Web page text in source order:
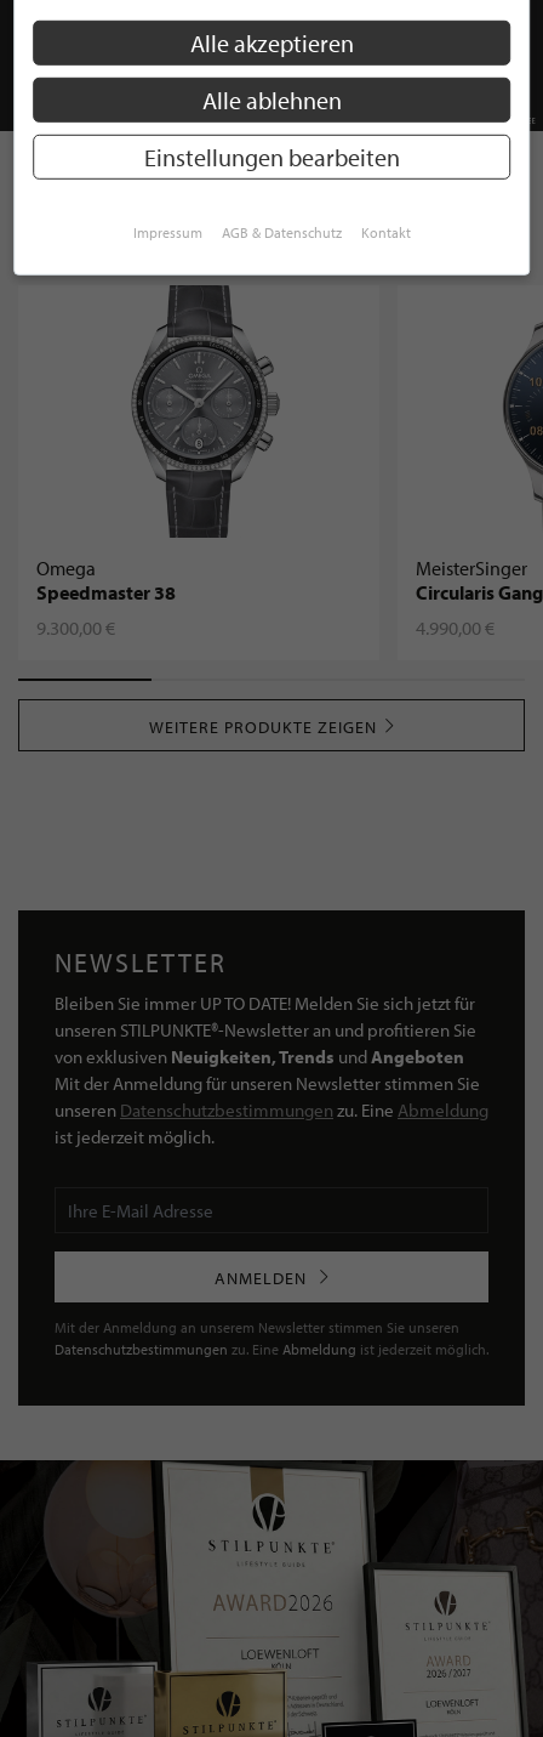
ENTDECKEN SIE INTERESSANTE
Omega
Speedmaster 38
9.300,00 €
MeisterSinger
Circularis
4.990,00 €
WEITERE PRODUKTE ZEIGEN
NEWSLETTER
Bleiben Sie immer UP TO DATE! Melden Sie sich jetzt für
unseren STILPUNKTE®-Newsletter an und profitieren Sie
von exklusiven Neuigkeiten, Trends undAngeboten
Mit der Anmeldung für unseren Newsletter stimmen Sie
unseren Datenschutzbestimmungen zu. Eine Abmeldung
ist jederzeit möglich.
ANMELDEN
Mit der Anmeldung an unserem Newsletter stimmen Sie unseren
Datenschutzbestimmungen zu. Eine Abmeldung ist jederzeit möglich.
Alle akzeptieren
Alle ablehnen
Einstellungen bearbeiten
Impressum AGB & Datenschutz Kontakt